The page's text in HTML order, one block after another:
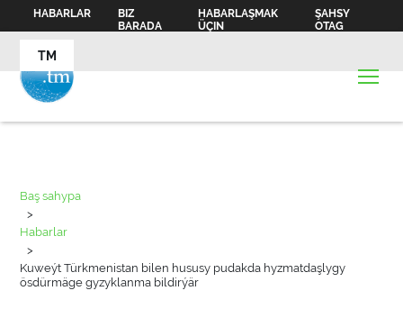
HABARLAR
BIZ
BARADA
HABARLAŞMAK
ÜÇIN
ŞAHSY
OTAG
TM
Baş sahypa
>
Habarlar
>
Kuweýt Türkmenistan bilen hususy pudakda hyzmatdaşlygy
ösdürmäge gyzyklanma bildirýär